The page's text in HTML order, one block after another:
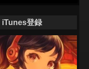
iTunes登録